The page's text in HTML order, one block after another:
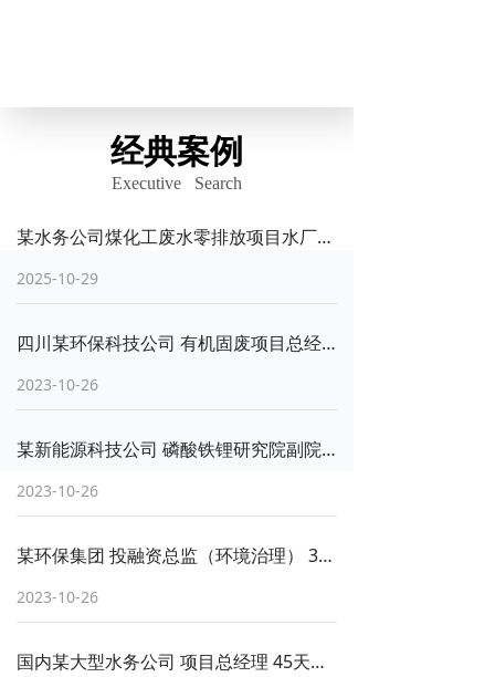
Executive Search
经典案例
某水务公司煤化工废水零排放项目水厂厂长
2025-10-29
四川某环保科技公司 有机固废项目总经理 （33天成功交付入职）
2023-10-26
某新能源科技公司 磷酸铁锂研究院副院长（博士后） 25天成功交付入职
2023-10-26
某环保集团 投融资总监（环境治理） 35天成功交付入职
2023-10-26
国内某大型水务公司 项目总经理 45天成功交付入职